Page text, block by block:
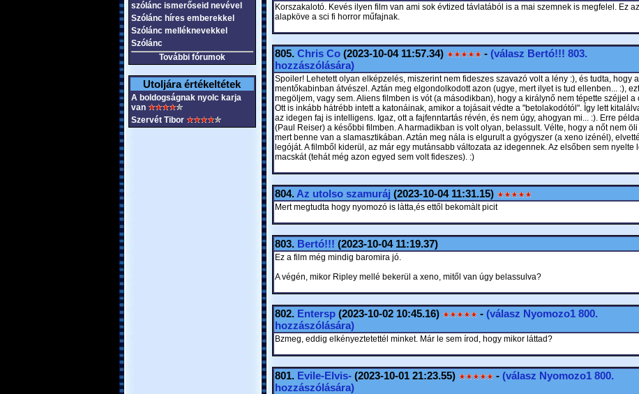
szólánc ismerőseid nevével
Szólánc híres emberekkel
Szólánc melléknevekkel
Szólánc
További fórumok
Utoljára értékeltétek
A boldogságnak nyolc karja
van
Szervét Tibor
Korszakalotó. Kevés ilyen film van ami sok évtized távlatából is a mai szemnek is megfelel. Ez
alapköve a sci fi horror műfajnak.
805. Chris Co(2023-10-04 11:57.34) - (válasz Bertó!!! 803.
hozzászólására)
Spoiler! Lehetett olyan elképzelés, miszerint nem fideszes szavazó volt a lény :), és tudta, hogy a
mentőkabinban átvészel. Aztán meg elgondolkodott azon (ugye, mert ilyet is tud ellenben... :),
megöljem, vagy sem. Aliens filmben is vót (a másodikban), hogy a királynő nem tépette széjjel a
Ott is inkább hátrébb intett a katonáinak, amikor a tojásait védte a "betolakodótól". Így lett
az idegen faj is intelligens. Igaz, ott a fajfenntartás révén, és nem úgy, ahogyan mi... :). Erre
(Paul Reiser) a későbbi filmben. A harmadikban is volt olyan, belassult. Vélte, hogy a nőt nem öli
mert benne van a slamasztikában. Aztán meg nála is elgurult a gyógyszer (a xeno izénél),
legóját. A filmből kiderül, az már egy mutánsabb változata az idegennek. Az elsőben sem nyelte
macskát (tehát még azon egyed sem volt fideszes). :)
804. Az utolso szamuráj (2023-10-04 11:31.15)
Mert megtudta hogy nyomozó is làtta,és ettől bekomàlt picit
803. Bertó!!! (2023-10-04 11:19.37)
Ez a film még mindig baromira jó.
A végén, mikor Ripley mellé bekerül a xeno, mitől van úgy belassulva?
802. Entersp(2023-10-02 10:45.16) - (válasz Nyomozo1800.
hozzászólására)
Bzmeg, eddig elkényeztetettél minket. Már le sem írod, hogy mikor láttad?
801. Evile-Elvis-(2023-10-01 21:23.55) - (válasz Nyomozo1800.
hozzászólására)